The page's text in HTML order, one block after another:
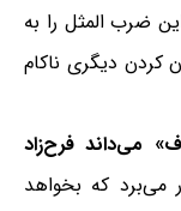
ضرب المثل را به
کردن دیگری ناکام
می‌داند فرح‌زاد
می‌برد که بخواهد